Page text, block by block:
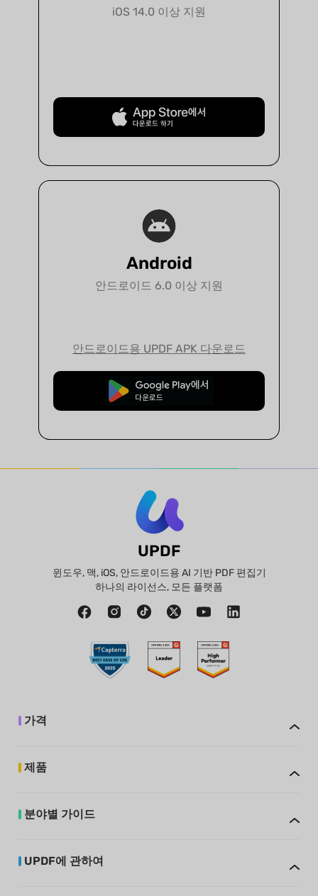
iOS 14.0 이상 지원
무료로 다운로드
Android
안드로이드 6.0 이상 지원
안드로이드용 UPDF APK 다운로드
무료로 다운로드
UPDF
윈도우, 맥, iOS, 안드로이드용 AI 기반 PDF 편집기
하나의 라이선스, 모든 플랫폼
가격
제품
분야별 가이드
UPDF에 관하여